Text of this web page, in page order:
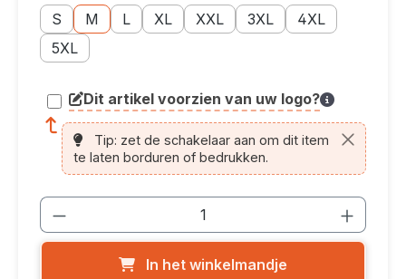
S
Maatoptie: S
M
Maatoptie: M
L
Maatoptie: L
XL
Maatoptie: XL
XXL
Maatoptie: XXL
3XL
Maatoptie: 3XL
4XL
Maatoptie: 4XL
5XL
Maatoptie: 5XL
Dit artikel voorzien van uw logo?
article.printing.helptext
Tip: zet de schakelaar aan om dit item
te laten borduren of bedrukken.
Producthoeveelheid: Voer de
In het winkelmandje